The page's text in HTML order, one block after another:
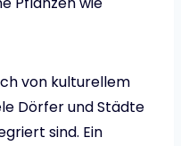
von kulturellem
Dörfer und Städte
sind. Ein